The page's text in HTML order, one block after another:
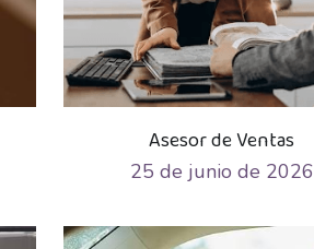
Asesor de Ventas
25 de junio de 2026